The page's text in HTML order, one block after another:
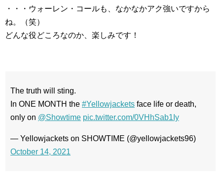
・・・ウォーレン・コールも、なかなかアク強いですから
ね。（笑）
どんな役どころなのか、楽しみです！
The truth will sting.
In ONE MONTH the #Yellowjackets face life or death,
only on @Showtime pic.twitter.com/0VHhSab1Iy
— Yellowjackets on SHOWTIME (@yellowjackets96)
October 14, 2021